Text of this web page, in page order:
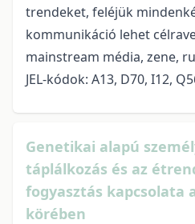
trendeket, feléjük
kommunikáció lehet
mainstream média, zene,
JEL-kódok: A13, D70, I12,
Genetikai alapú
táplálkozás és az
fogyasztás kapcsolata
körében